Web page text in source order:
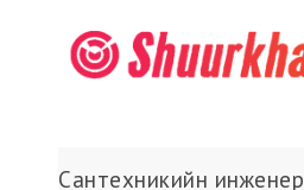
Сантехникийн инженер